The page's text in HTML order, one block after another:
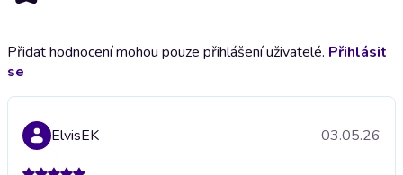
Přidat hodnocení mohou pouze přihlášení uživatelé. Přihlásit
se
ElvisEK 03.05.26